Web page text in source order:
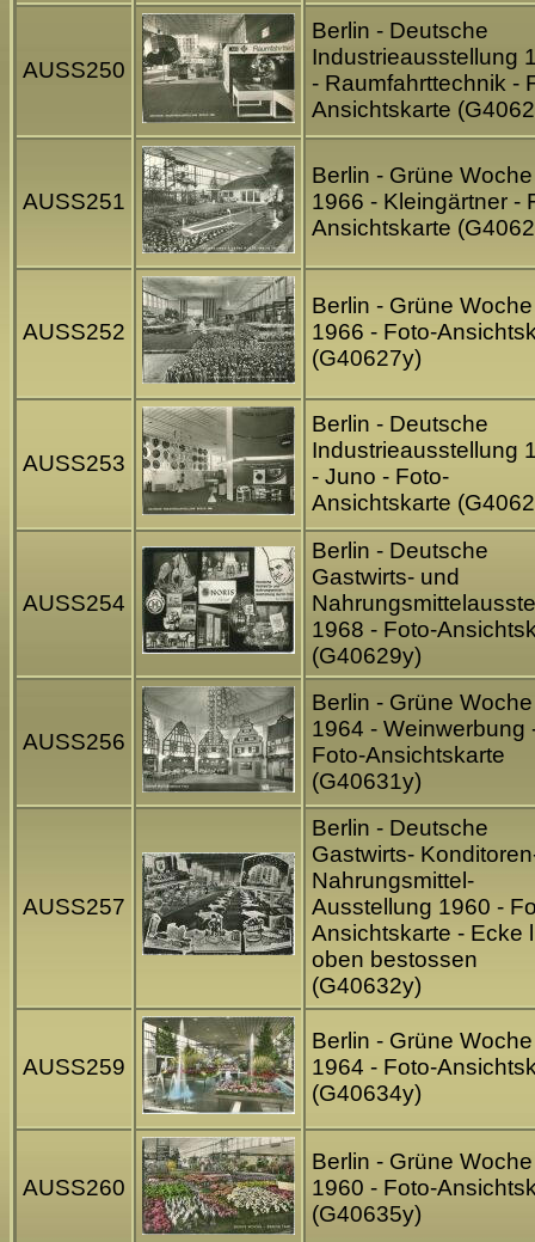
AUSS250
Berlin - Deutsche
Industrieausstellung
- Raumfahrttechnik -
Ansichtskarte
AUSS251
Berlin - Grüne Woche
1966 - Kleingärtner -
Ansichtskarte
AUSS252
Berlin - Grüne Woche
1966 - Foto-
(G40627y)
AUSS253
Berlin - Deutsche
Industrieausstellung
- Juno - Foto-
Ansichtskarte
AUSS254
Berlin - Deutsche
Gastwirts- und
1968 - Foto-
(G40629y)
AUSS256
Berlin - Grüne Woche
1964 - Weinwerbung
Foto-Ansichtskarte
(G40631y)
AUSS257
Berlin - Deutsche
Gastwirts-
Nahrungsmittel-
Ausstellung 1960 -
Ansichtskarte - Ecke
oben bestossen
(G40632y)
AUSS259
Berlin - Grüne Woche
1964 - Foto-
(G40634y)
AUSS260
Berlin - Grüne Woche
1960 - Foto-
(G40635y)